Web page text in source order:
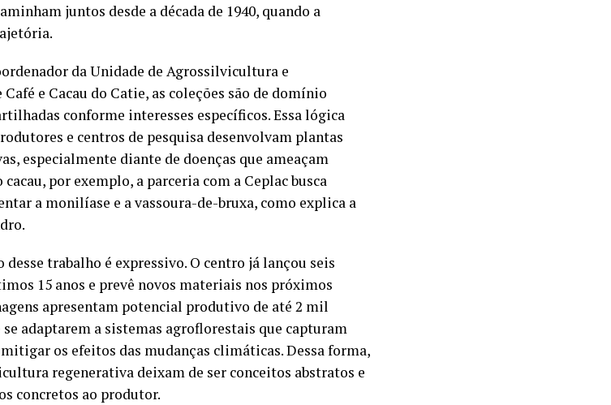
juntos desde a década de 1940, quando a
da Unidade de Agrossilvicultura e
e Cacau do Catie, as coleções são de domínio
conforme interesses específicos. Essa lógica
e centros de pesquisa desenvolvam plantas
especialmente diante de doenças que ameaçam
por exemplo, a parceria com a Ceplac busca
a monilíase e a vassoura-de-bruxa, como explica a
trabalho é expressivo. O centro já lançou seis
15 anos e prevê novos materiais nos próximos
apresentam potencial produtivo de até 2 mil
adaptarem a sistemas agroflorestais que capturam
os efeitos das mudanças climáticas. Dessa forma,
regenerativa deixam de ser conceitos abstratos e
concretos ao produtor.